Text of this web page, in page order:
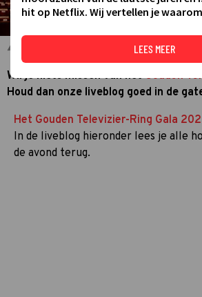
VANDAAG INSIDE WINT DE GOUDEN
Wil je niets missen van hetGouden
Houd dan onze liveblog goed in de
Het Gouden Televizier-Ring Gala
In de liveblog hieronder lees je alle
de avond terug.
hit op Netflix. Wij vertellen je
LEES MEER